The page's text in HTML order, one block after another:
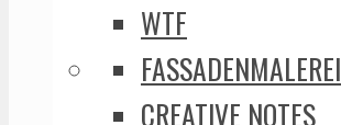
WTF
FASSADENMALEREI
CREATIVE NOTES